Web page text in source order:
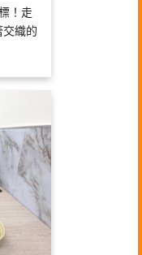
！走
交織的